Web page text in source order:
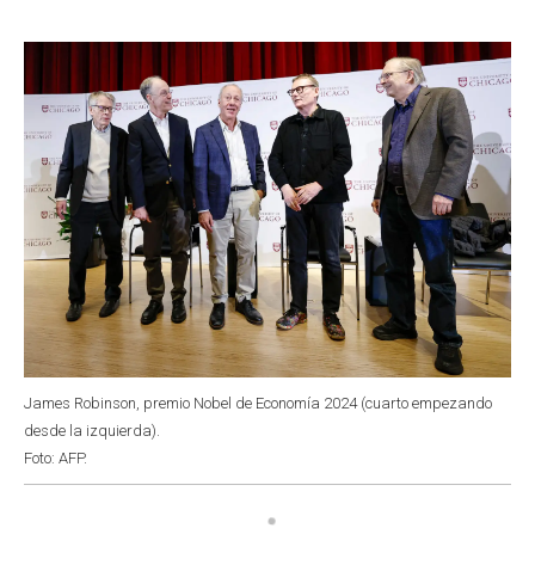
James Robinson, premio Nobel de Economía 2024 (cuarto empezando
desde la izquierda).
Foto: AFP.